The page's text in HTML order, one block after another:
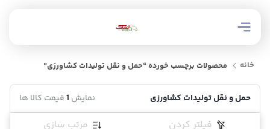
خانه محصولات برچسب خورده “حمل و نقل تولیدات کشاورزی”
حمل و نقل تولیدات کشاورزی نمایش 1قیمت کالا ها
فیلتر کردن مرتب سازی